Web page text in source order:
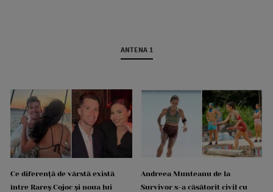
ANTENA 1
Ce diferență de vârstă există
între Rareș Cojoc și noua lui
Andreea Munteanu de la
Survivor s-a căsătorit civil cu